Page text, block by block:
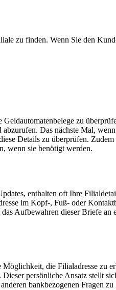
zu finden. Wenn Sie den
zu
Das nächste Mal,
Details zu überprüfen.
wenn sie benötigt werden.
enthalten oft Ihre
im Kopf-, Fuß- oder
Aufbewahren dieser Briefe an
die Filialadresse zu
persönliche Ansatz stellt
bankbezogenen Fragen